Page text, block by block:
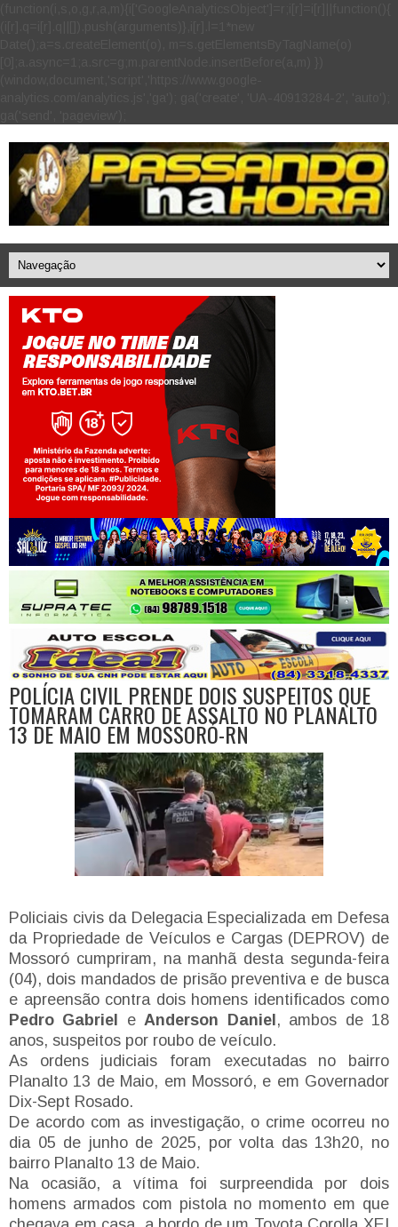
Jogue com responsabilidade. 18+
POLÍCIA CIVIL PRENDE DOIS SUSPEITOS QUE
TOMARAM CARRO DE ASSALTO NO PLANALTO
13 DE MAIO EM MOSSORÓ-RN
Policiais civis da Delegacia Especializada em Defesa
da Propriedade de Veículos e Cargas (DEPROV) de
Mossoró cumpriram, na manhã desta segunda-feira
(04), dois mandados de prisão preventiva e de busca
e apreensão contra dois homens identificados como
Pedro Gabriel e Anderson Daniel, ambos de 18
anos, suspeitos por roubo de veículo.
As ordens judiciais foram executadas no bairro
Planalto 13 de Maio, em Mossoró, e em Governador
Dix-Sept Rosado.
De acordo com as investigação, o crime ocorreu no
dia 05 de junho de 2025, por volta das 13h20, no
bairro Planalto 13 de Maio.
Na ocasião, a vítima foi surpreendida por dois
homens armados com pistola no momento em que